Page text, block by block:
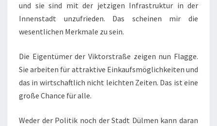
und sie sind mit der jetzigen Infrastruktur in der
Innenstadt unzufrieden. Das scheinen mir die
wesentlichen Merkmale zu sein.
Die Eigentümer der Viktorstraße zeigen nun Flagge.
Sie arbeiten für attraktive Einkaufsmöglichkeiten und
das in wirtschaftlich nicht leichten Zeiten. Das ist eine
große Chance für alle.
Weder der Politik noch der Stadt Dülmen kann daran